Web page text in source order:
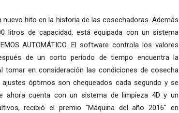
nuevo hito en la historia de las cosechadoras. Además
litros de capacidad, está equipada con un sistema
AUTOMÁTICO. El software controla los valores
de un corto período de tiempo encuentra la
en consideración las condiciones de cosecha
óptimos son chequeados cada segundo y se
ahora cuenta con un sistema de limpieza 4D y un
recibió el premio "Máquina del año 2016" en